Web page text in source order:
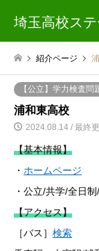
埼玉高校ス
紹介ページ
【公立】学力検査問
浦和東高校
2024.08.14 / 最終
【基本情報】
・ ホームページ
・公立/共学/全日
【アクセス】
［バス］ 検索